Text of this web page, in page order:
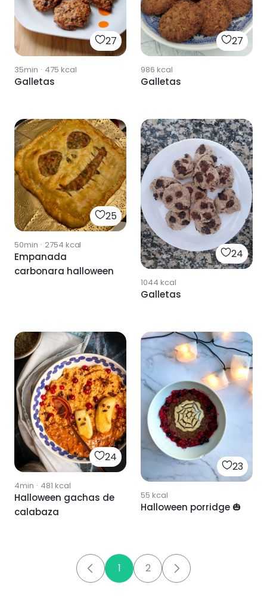
27
35min · 475 kcal
Galletas
27
986 kcal
Galletas
25
50min · 2754 kcal
Empanada
carbonara halloween
24
1044 kcal
Galletas
24
4min · 481 kcal
Halloween gachas de
calabaza
23
55 kcal
Halloween porridge 🎃
1 2